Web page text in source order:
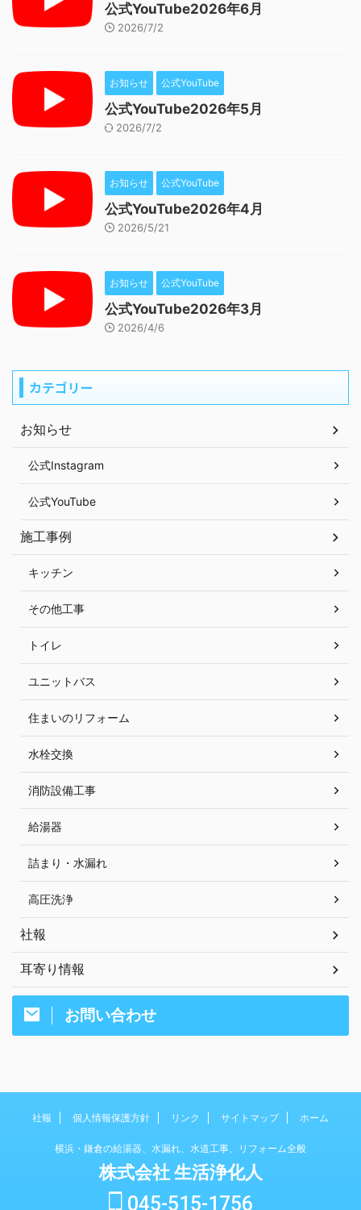
公式YouTube2026年6月
2026/7/2
お知らせ 公式YouTube
公式YouTube2026年5月
2026/7/2
お知らせ 公式YouTube
公式YouTube2026年4月
2026/5/21
お知らせ 公式YouTube
公式YouTube2026年3月
2026/4/6
カテゴリー
お知らせ
公式Instagram
公式YouTube
施工事例
キッチン
その他工事
トイレ
ユニットバス
住まいのリフォーム
水栓交換
消防設備工事
給湯器
詰まり・水漏れ
高圧洗浄
社報
耳寄り情報
お問い合わせ
社報 個人情報保護方針 リンク サイトマップ ホーム
横浜・鎌倉の給湯器、水漏れ、水道工事、リフォーム全般
株式会社 生活浄化人
045-515-1756